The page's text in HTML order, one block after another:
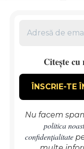
Citește cu
Nu facem
politica
confidențialitate